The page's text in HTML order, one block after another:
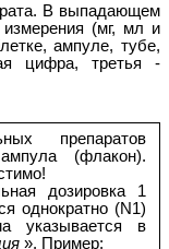
В выпадающем
(мг, мл и
ампуле, тубе,
цифра, третья -
препаратов
(флакон).
дозировка 1
однократно (N1)
указывается в
». Пример: